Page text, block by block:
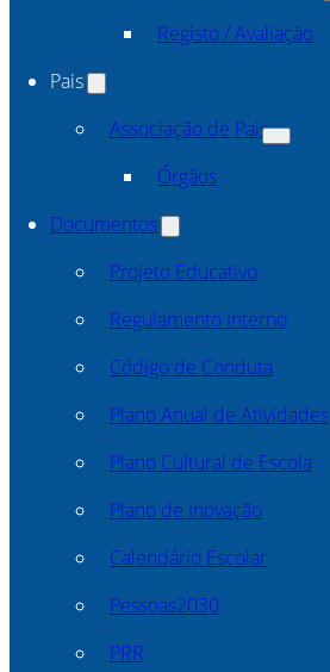
Registo / Avaliação
Pais
Associação de Pais
Órgãos
Documentos
Projeto Educativo
Regulamento Interno
Código de Conduta
Plano Anual de Atividades
Plano Cultural de Escola
Plano de Inovação
Calendário Escolar
Pessoas2030
PRR